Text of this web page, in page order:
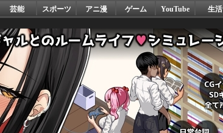
芸能 スポーツ アニ漫 ゲーム YouTube 生活